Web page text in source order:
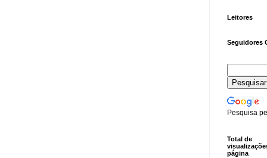
Leitores
Seguidores
Pesquisa
Total de
página